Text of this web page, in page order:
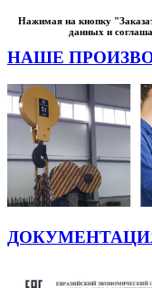
Нажимая на кнопку
данных и
НАШЕ